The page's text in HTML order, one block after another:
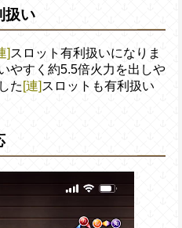
扱い
] スロット有利扱いになりま
やすく約5.5倍火力を出しや
た [連] スロットも有利扱い